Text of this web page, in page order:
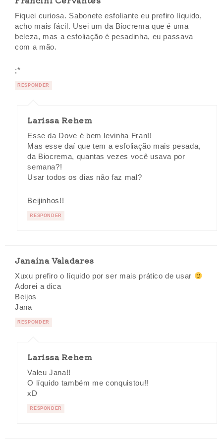
Fiquei curiosa. Sabonete esfoliante eu prefiro líquido,
acho mais fácil. Usei um da Biocrema que é uma
beleza, mas a esfoliação é pesadinha, eu passava
com a mão.
;*
RESPONDER
Larissa Rehem
Esse da Dove é bem levinha Fran!!
Mas esse daí que tem a esfoliação mais pesada,
da Biocrema, quantas vezes você usava por
semana?!
Usar todos os dias não faz mal?
Beijinhos!!
RESPONDER
Janaína Valadares
Xuxu prefiro o líquido por ser mais prático de usar
Adorei a dica
Beijos
Jana
RESPONDER
Larissa Rehem
Valeu Jana!!
O líquido também me conquistou!!
xD
RESPONDER